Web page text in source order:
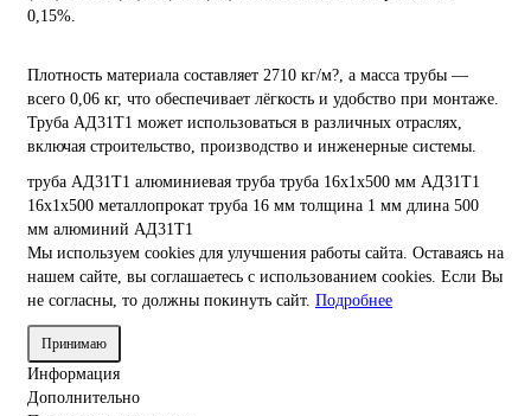
0,15%.
Плотность материала составляет 2710 кг/м?, а масса трубы —
всего 0,06 кг, что обеспечивает лёгкость и удобство при монтаже.
Труба АД31Т1 может использоваться в различных отраслях,
включая строительство, производство и инженерные системы.
труба АД31Т1 алюминиевая труба труба 16х1х500 мм АД31Т1
16х1х500 металлопрокат труба 16 мм толщина 1 мм длина 500
мм алюминий АД31Т1
Мы используем cookies для улучшения работы сайта. Оставаясь на
нашем сайте, вы соглашаетесь с использованием cookies. Если Вы
не согласны, то должны покинуть сайт. Подробнее
Принимаю
Информация
Дополнительно